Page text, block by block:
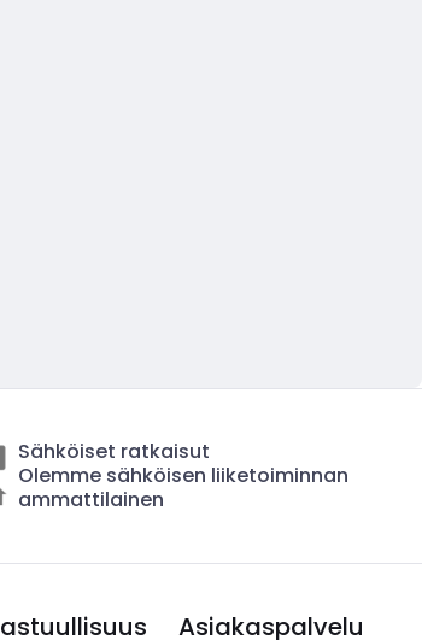
Sähköiset ratkaisut
Olemme sähköisen liiketoiminnan
ammattilainen
Asiakaspalvelu